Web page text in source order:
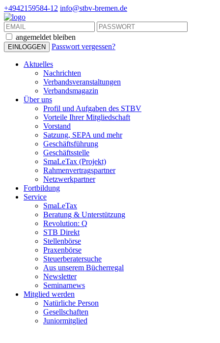
+4942159584-12 info@stbv-bremen.de
angemeldet bleiben
Passwort vergessen?
Aktuelles
Nachrichten
Verbandsveranstaltungen
Verbandsmagazin
Über uns
Profil und Aufgaben des STBV
Vorteile Ihrer Mitgliedschaft
Vorstand
Satzung, SEPA und mehr
Geschäftsführung
Geschäftsstelle
SmaLeTax (Projekt)
Rahmenvertragspartner
Netzwerkpartner
Fortbildung
Service
SmaLeTax
Beratung & Unterstützung
Revolution: Q
STB Direkt
Stellenbörse
Praxenbörse
Steuerberatersuche
Aus unserem Bücherregal
Newsletter
Seminarnews
Mitglied werden
Natürliche Person
Gesellschaften
Juniormitglied